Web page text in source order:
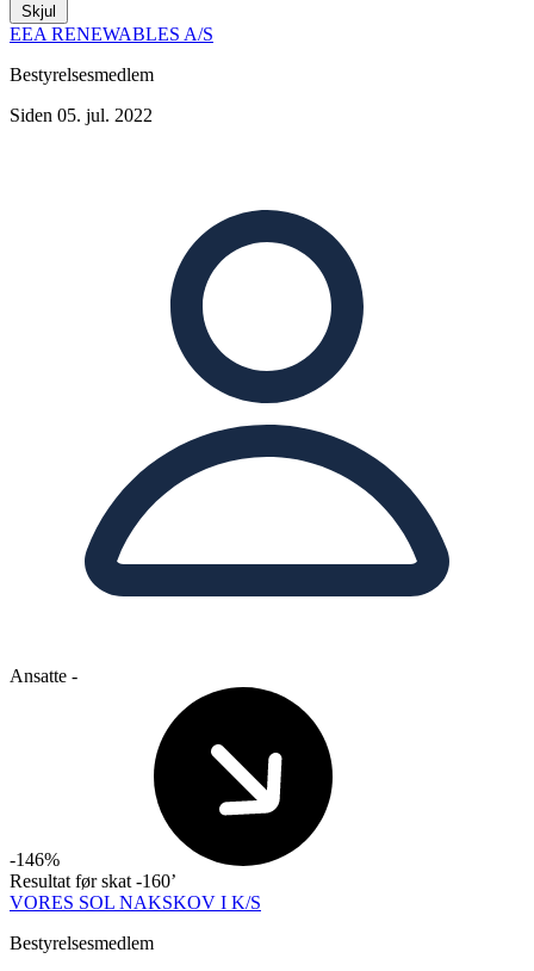
Skjul
EEA RENEWABLES A/S
Bestyrelsesmedlem
Siden 05. jul. 2022
Ansatte -
-146%
Resultat før skat -160’
VORES SOL NAKSKOV I K/S
Bestyrelsesmedlem